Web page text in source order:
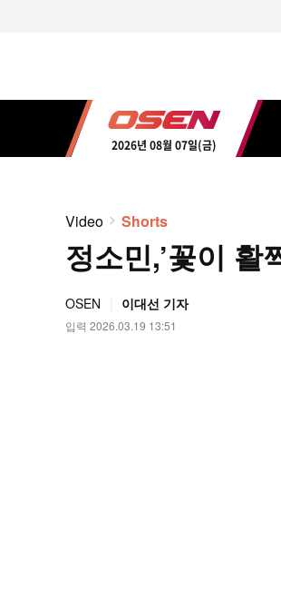
2026년 08월 07일(금)
Video Shorts
정소민,’꽃이 활
OSEN 이대선 기자
입력 2026.03.19 13:51